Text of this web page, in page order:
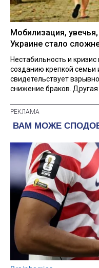
Мобилизация,
Украине стало
Нестабильность и
созданию крепкой семьи
свидетельствует
снижение браков. Другая